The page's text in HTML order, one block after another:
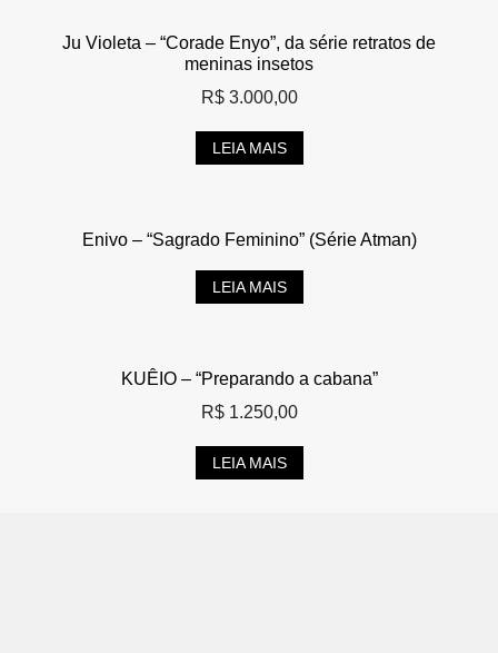
Ju Violeta – “Corade Enyo”, da série retratos de
meninas insetos
R$3.000,00
LEIA MAIS
Enivo – “Sagrado Feminino” (Série Atman)
LEIA MAIS
KUÊIO – “Preparando a cabana”
R$1.250,00
LEIA MAIS